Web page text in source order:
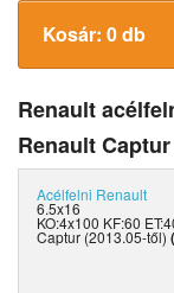
Bejelentkezés
Kosár: 0 db
Renault
Renault
Acélfelni Renault
6.5x16
KO:4x100 KF:60
Captur (2013.05-től)